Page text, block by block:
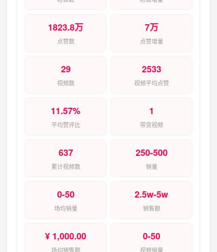
1823.8万
点赞数
7万
点赞增量
29
视频数
2533
视频平均点赞
11.57%
平均赞评比
1
带货视频
637
累计视频数
250-500
销量
0-50
场均销量
2.5w-5w
销售额
¥ 1,000.00
场均销售额
0-50
视频销量